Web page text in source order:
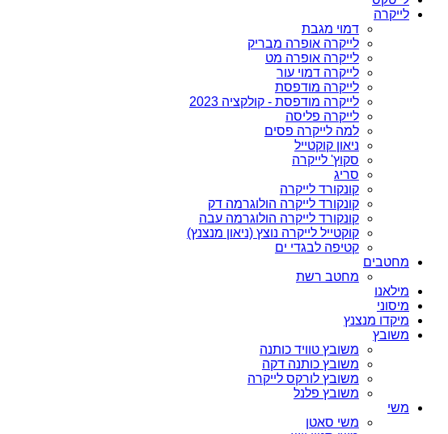
לייקרה
דמוי מגבת
לייקרה אופרה מבריק
לייקרה אופרה מט
לייקרה דמוי עור
לייקרה מודפסת
לייקרה מודפסת - קולקציה 2023
לייקרה פליסה
למה לייקרה פסים
ניאון קוקטייל
סקוץ' לייקרה
סריג
קונקורד לייקרה
קונקורד לייקרה הולוגרמה דק
קונקורד לייקרה הולוגרמה עבה
קוקטייל לייקרה נוצץ (ניאון מנצנץ)
קטיפה לבגדי ים
מחטבים
מחטב רשת
מילאנו
מיסוני
מיקדו מנצנץ
משובץ
משובץ טוויד כותנה
משובץ כותנה דקה
משובץ לורקס לייקרה
משובץ פלנל
משי
משי סאטן